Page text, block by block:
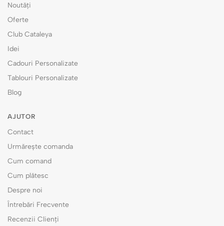
Noutăți
Oferte
Club Cataleya
Idei
Cadouri Personalizate
Tablouri Personalizate
Blog
AJUTOR
Contact
Urmărește comanda
Cum comand
Cum plătesc
Despre noi
Întrebări Frecvente
Recenzii Clienți